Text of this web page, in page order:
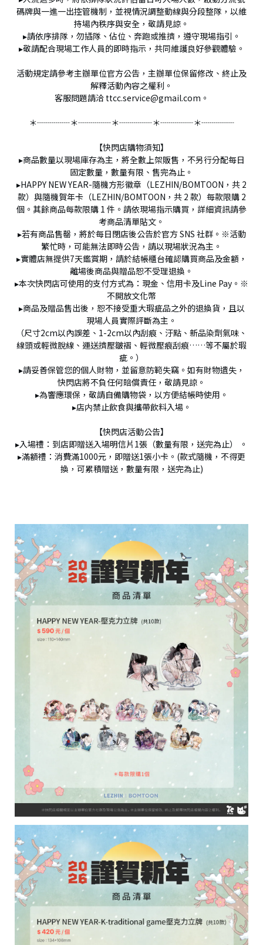
碼牌與一進一出控管機制，並視情況調整動線與分段整隊，以維
持場內秩序與安全，敬請見諒。
▸請依序排隊，勿插隊、佔位、奔跑或推擠，遵守現場指引。
▸敬請配合現場工作人員的即時指示，共同維護良好參觀體驗。
活動規定請參考主辦單位官方公告，主辦單位保留修改、終止及
解釋活動內容之權利。
客服問題請洽 ttcc.service@gmail.com。
＊┈┈┈┈＊┈┈┈┈＊┈┈┈┈＊┈┈┈┈＊┈┈┈┈
【快閃店購物須知】
▸商品數量以現場庫存為主，將全數上架販售，不另行分配每日
固定數量，數量有限、售完為止。
▸HAPPY NEW YEAR-隨機方形徽章（LEZHIN/BOMTOON，共 2
款）與隨機賀年卡（LEZHIN/BOMTOON，共 2 款）每款限購 2
個。其餘商品每款限購 1 件。請依現場指示購買，詳細資訊請參
考商品清單貼文。
▸若有商品售罄，將於每日閉店後公告於官方 SNS 社群。※活動
繁忙時，可能無法即時公告，請以現場狀況為主。
▸實體店無提供7天鑑賞期，請於結帳櫃台確認購買商品及金額，
離場後商品與贈品恕不受理退換。
▸本次快閃店可使用的支付方式為：現金、信用卡及Line Pay。※
不開放文化幣
▸商品及贈品售出後，恕不接受重大瑕疵品之外的退換貨，且以
現場人員實際評斷為主。
（尺寸2cm以內誤差、1-2cm以內刮痕、汙點、新品染劑氣味、
線頭或輕微脫線、運送擠壓皺褶、輕微壓痕刮痕……等不屬於瑕
疵。）
▸請妥善保管您的個人財物，並留意防範失竊。如有財物遺失，
快閃店將不負任何賠償責任，敬請見諒。
▸為響應環保，敬請自備購物袋，以方便結帳時使用。
▸店内禁止飲食與攜帶飲料入場。
【快閃店活動公告】
▸入場禮：到店即贈送入場明信片1張（數量有限，送完為止） 。
▸滿額禮：消費滿1000元，即贈送1張小卡。(款式隨機，不得更
換，可累積贈送，數量有限，送完為止)